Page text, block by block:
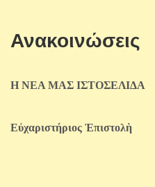
Ανακοινώσεις
Η ΝΕΑ ΜΑΣ ΙΣΤΟΣΕΛΙΔΑ
Εὐχαριστήριος Ἐπιστολὴ